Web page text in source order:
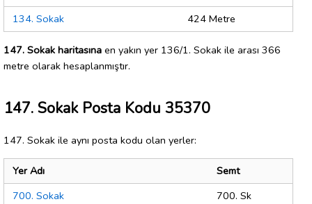
134. Sokak
424 Metre
147. Sokak haritasına en yakın yer 136/1. Sokak ile arası 366
metre olarak hesaplanmıştır.
147. Sokak Posta Kodu 35370
147. Sokak ile aynı posta kodu olan yerler:
Yer Adı
Semt
700. Sokak
700. Sk